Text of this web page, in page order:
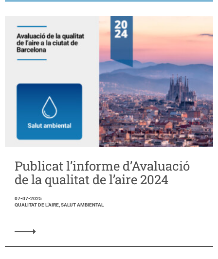
Publicat l’informe d’Avaluació
de la qualitat de l’aire 2024
07-07-2025
QUALITAT DE L'AIRE, SALUT AMBIENTAL